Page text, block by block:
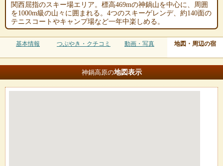
関西屈指のスキー場エリア。標高469mの神鍋山を中心に、周囲
を1000m級の山々に囲まれる。4つのスキーゲレンデ、約140面の
テニスコートやキャンプ場など一年中楽しめる。
基本情報 つぶやき・クチコミ 動画・写真 地図・周辺の宿
神鍋高原の地図表示